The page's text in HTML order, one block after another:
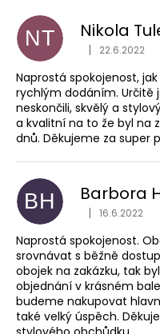
NT Nikola
| 22.6.2022
Naprostá spokojenost,
rychlým dodáním. Určitě
neskončili, skvělý a
a kvalitní na to že byl na
dnů. Děkujeme za super
BH Barbora
| 16.6.2022
Naprostá spokojenost.
srovnávat s běžně
obojek na zakázku, tak
objednání v krásném
budeme nakupovat
také velký úspěch.